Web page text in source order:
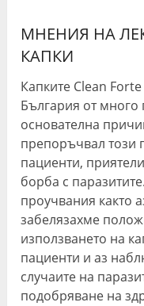
МНЕНИЯ НА
КАПКИ
Капките Clean
България от много
основателна
препоръчвал този
пациенти,
борба с
проучвания както
забелязахме
използването на
пациенти и аз
случаите на
подобряване на